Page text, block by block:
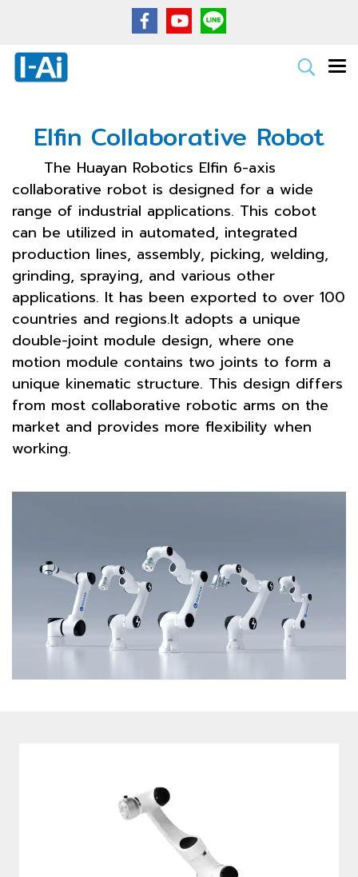
Elfin Collaborative Robot
The Huayan Robotics Elfin 6-axis
collaborative robot is designed for a wide
range of industrial applications. This cobot
can be utilized in automated, integrated
production lines, assembly, picking, welding,
grinding, spraying, and various other
applications. It has been exported to over 100
countries and regions.It adopts a unique
double-joint module design, where one
motion module contains two joints to form a
unique kinematic structure. This design differs
from most collaborative robotic arms on the
market and provides more flexibility when
working.